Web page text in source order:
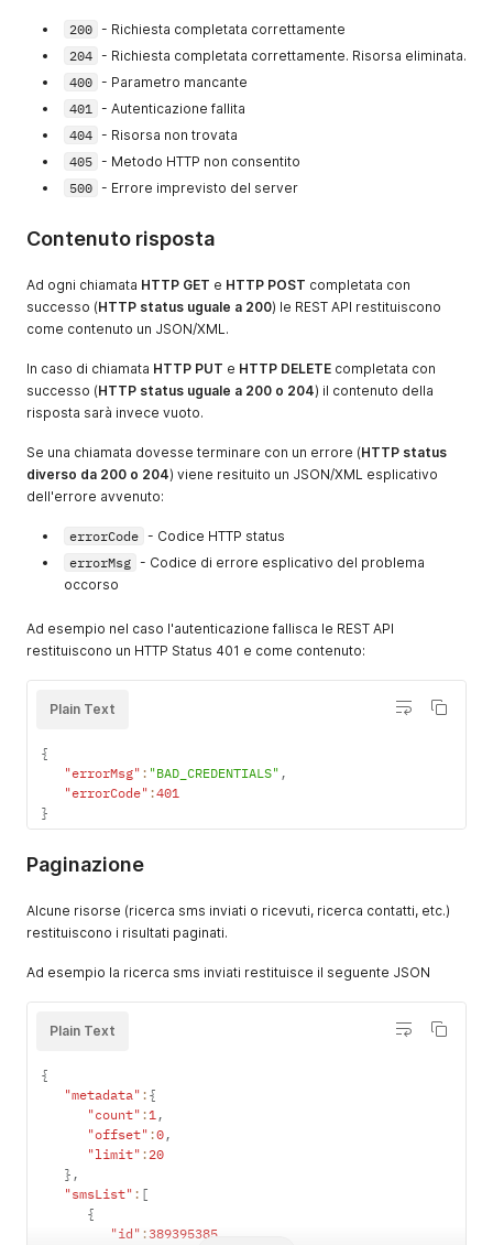
200 - Richiesta completata correttamente
204 - Richiesta completata correttamente. Risorsa eliminata.
400 - Parametro mancante
401 - Autenticazione fallita
404 - Risorsa non trovata
405 - Metodo HTTP non consentito
500 - Errore imprevisto del server
Contenuto risposta
Ad ogni chiamata HTTP GET e HTTP POST completata con
successo (HTTP status uguale a 200) le REST API restituiscono
come contenuto un JSON/XML.
In caso di chiamata HTTP PUT e HTTP DELETE completata con
successo (HTTP status uguale a 200 o 204) il contenuto della
risposta sarà invece vuoto.
Se una chiamata dovesse terminare con un errore (HTTP status
diverso da 200 o 204) viene resituito un JSON/XML esplicativo
dell'errore avvenuto:
errorCode - Codice HTTP status
errorMsg - Codice di errore esplicativo del problema
occorso
Ad esempio nel caso l'autenticazione fallisca le REST API
restituiscono un HTTP Status 401 e come contenuto:
Plain Text
{
"errorMsg" : "BAD_CREDENTIALS" ,
"errorCode" :401
}
Paginazione
Alcune risorse (ricerca sms inviati o ricevuti, ricerca contatti, etc.)
restituiscono i risultati paginati.
Ad esempio la ricerca sms inviati restituisce il seguente JSON
Plain Text
{
"metadata" : {
"count" :1,
"offset" :0,
"limit" :20
} ,
"smsList" : [
{
"id" :389395385